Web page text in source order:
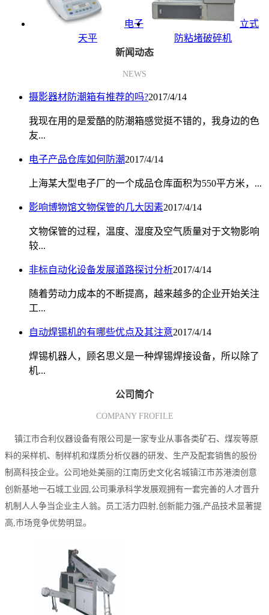
电子
天平
立式
防粘堵破碎机
新闻动态
NEWS
摄影器材防潮箱有推荐的吗?2017/4/14
我现在用的是爱酷的防潮箱感觉挺不错的，我身边的色
友...
电子产品仓库如何防潮2017/4/14
上海某大型电子厂的一个成品仓库面积为550平方米，...
影响博物馆文物保管的几大因素2017/4/14
文物保管的过程，温度、湿度及空气质量对于文物影响
较...
非标自动化设备发展道路探讨分析2017/4/14
随着劳动力成本的不断提高，越来越多的企业开始关注
工...
自动焊锡机的有哪些优点及其注意2017/4/14
焊锡机器人，顾名思义是一种焊锡焊接设备，所以除了
机...
公司简介
COMPANY FROFILE
镇江市合利仪器设备有限公司是一家专业从事各类矿石、煤炭等原
料的采样机、制样机和煤质分析仪器的研发、生产及配套销售的股份
制高科技企业。公司地处美丽的江南历史文化名城镇江市苏港澳创意
创新基地一石城工业园,公司秉承科学发展观拥有一套完善的人才晋升
机制人人争当企业主人翁。员工活力四射,创新能力强,产品技术显著提
高,市场竞争优势明显。